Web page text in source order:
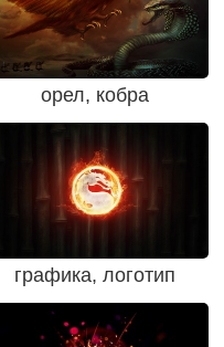
орел, кобра
графика, логотип